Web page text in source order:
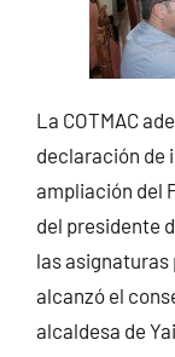
La COTMAC
declaración de
ampliación del
del presidente
las asignaturas
alcanzó el
alcaldesa de